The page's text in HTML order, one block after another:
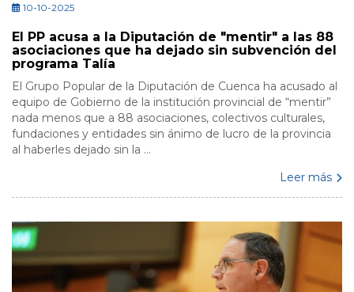
10-10-2025
El PP acusa a la Diputación de "mentir" a las 88
asociaciones que ha dejado sin subvención del
programa Talía
El Grupo Popular de la Diputación de Cuenca ha acusado al
equipo de Gobierno de la institución provincial de “mentir”
nada menos que a 88 asociaciones, colectivos culturales,
fundaciones y entidades sin ánimo de lucro de la provincia
al haberles dejado sin la ...
Leer más